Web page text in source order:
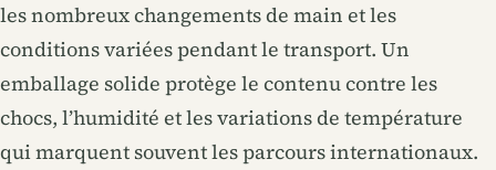
les nombreux changements de main et les
conditions variées pendant le transport. Un
emballage solide protège le contenu contre les
chocs, l’humidité et les variations de température
qui marquent souvent les parcours internationaux.